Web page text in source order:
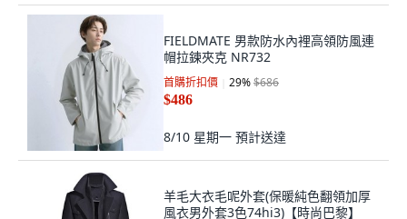
FIELDMATE 男款防水內裡高領防風連
帽拉鍊夾克 NR732
首購折扣價 29%$686
$486
8/10 星期一 預計送達
羊毛大衣毛呢外套(保暖純色翻領加厚
風衣男外套3色74hi3)【時尚巴黎】